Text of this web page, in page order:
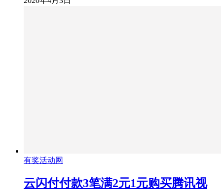
有奖活动网
云闪付付款3笔满2元1元购买腾讯视